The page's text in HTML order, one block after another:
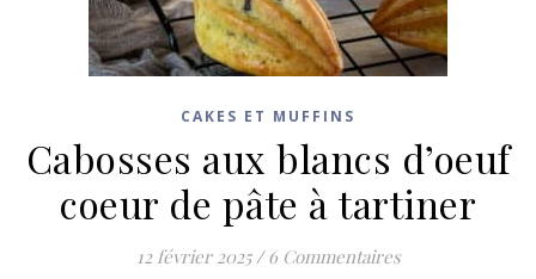
CAKES ET MUFFINS
Cabosses aux blancs d’oeuf
coeur de pâte à tartiner
12 février 2025 / 6 Commentaires